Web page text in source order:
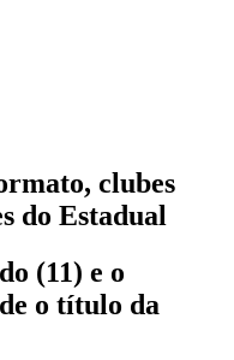
clubes
do Estadual
(11) e o
o título da